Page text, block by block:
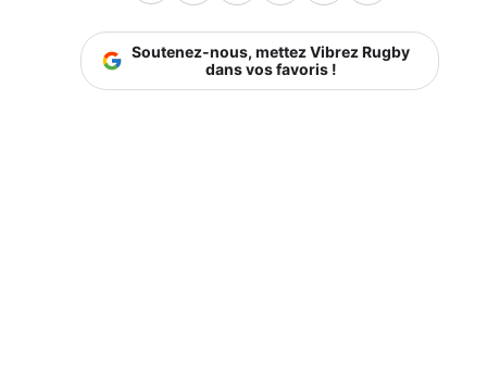
Soutenez-nous, mettez Vibrez Rugby
dans vos favoris !